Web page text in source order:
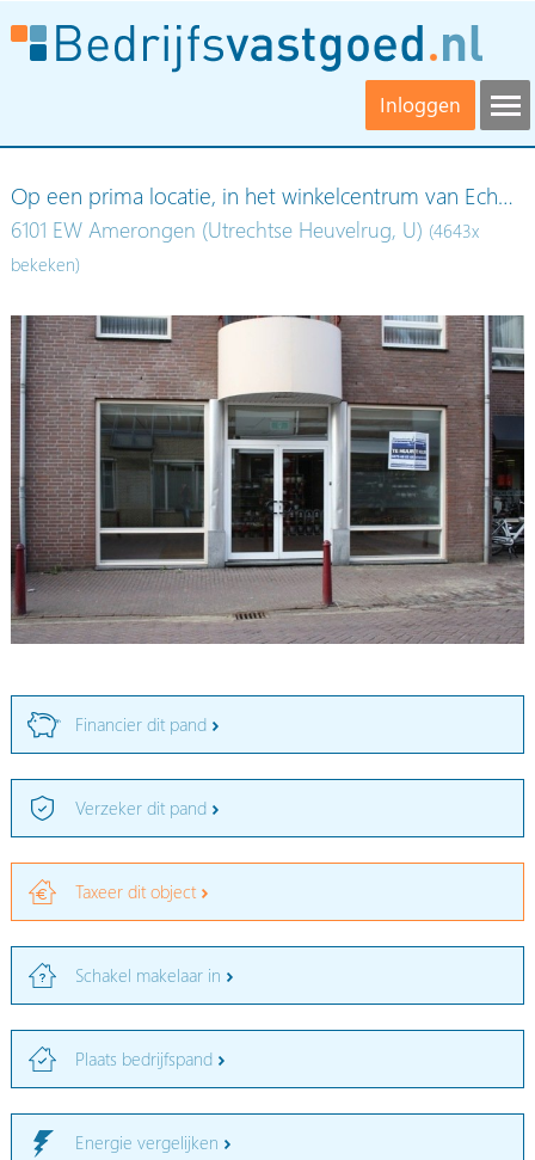
Inloggen
Op een prima locatie, in het winkelcentrum van Ech…
6101 EW Amerongen (Utrechtse Heuvelrug, U) (4643x
bekeken)
Financier dit pand
Verzeker dit pand
Taxeer dit object
Schakel makelaar in
Plaats bedrijfspand
Energie vergelijken